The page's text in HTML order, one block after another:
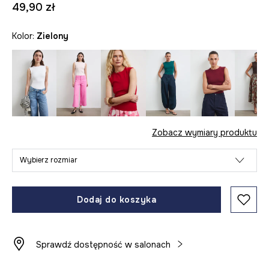
49,90 zł
Kolor: zielony
Zobacz wymiary produktu
Wybierz rozmiar
Dodaj do koszyka
Sprawdź dostępność w salonach